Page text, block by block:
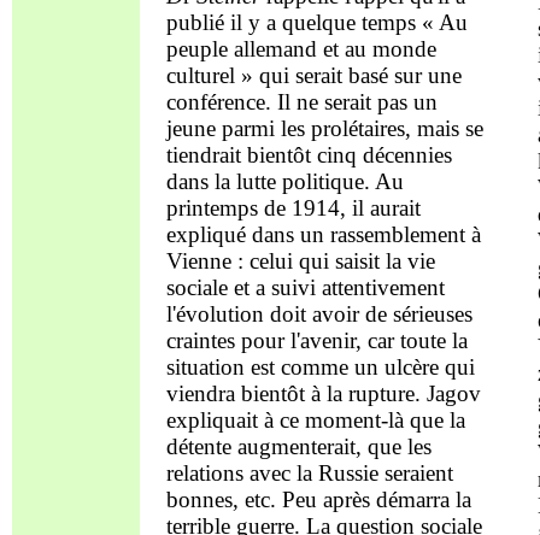
publié il y a quelque temps« Au
peuple allemand et au monde
culturel » qui serait basé sur une
conférence. Il ne seraitpas un
jeune parmi les prolétaires, mais se
tiendraitbientôt cinq décennies
dans la lutte politique. Au
printempsde 1914, il aurait
expliquédans un rassemblement à
Vienne: celui qui saisitla vie
sociale et a suivi attentivement
l'évolution doit avoir de sérieuses
craintes pour l'avenir, cartoute la
situation est comme un ulcère qui
viendrabientôt à la rupture. Jagov
expliquait à ce moment-là que la
détenteaugmenterait, queles
relations avec la Russie seraient
bonnes, etc. Peu après démarra la
terrible guerre. La question sociale